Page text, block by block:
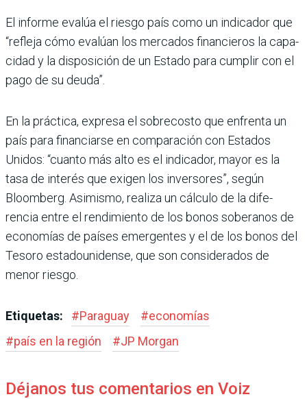
El informe evalúa el riesgo país como un indicador que
“refleja cómo evalúan los mercados financieros la capa­
cidad y la disposición de un Estado para cumplir con el
pago de su deuda”.
En la práctica, expresa el sobrecosto que enfrenta un
país para financiarse en com­paración con Estados
Unidos: “cuanto más alto es el indica­dor, mayor es la
tasa de inte­rés que exigen los inversores”, según
Bloomberg. Asimismo, realiza un cálculo de la dife­
rencia entre el rendimiento de los bonos soberanos de
econo­mías de países emergentes y el de los bonos del
Tesoro esta­dounidense, que son conside­rados de
menor riesgo.
Etiquetas: #Paraguay #economías
#país en la región #JP Morgan
Déjanos tus comentarios en Voiz